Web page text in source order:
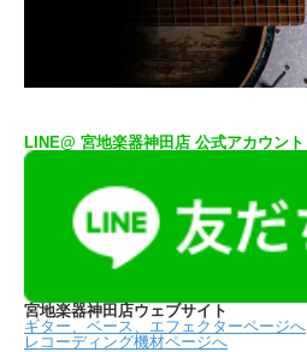
LINE@ 宮地楽器神田店 公式アカウント
宮地楽器神田店ウェブサイト
ギター、ベース、エフェクターページへ
レコーディング機材ページへ